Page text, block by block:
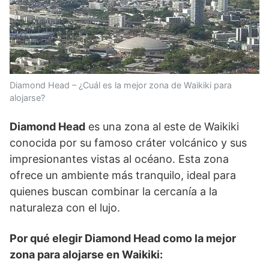
Diamond Head – ¿Cuál es la mejor zona de Waikiki para
alojarse?
Diamond Head es una zona al este de Waikiki
conocida por su famoso cráter volcánico y sus
impresionantes vistas al océano. Esta zona
ofrece un ambiente más tranquilo, ideal para
quienes buscan combinar la cercanía a la
naturaleza con el lujo.
Por qué elegir Diamond Head como la mejor
zona para alojarse en Waikiki: